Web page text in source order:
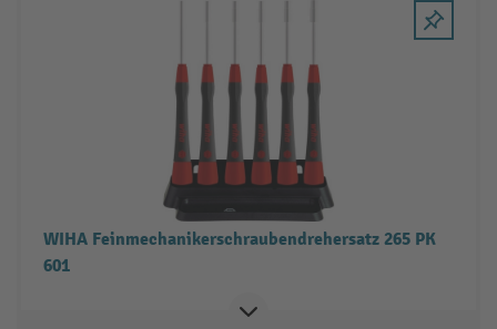
WIHA Feinmechanikerschraubendrehersatz 265 PK
601